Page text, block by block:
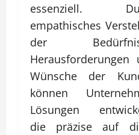
essenziell.
empathisches
der
Herausforderungen
Wünsche der
können
Lösungen
die präzise auf